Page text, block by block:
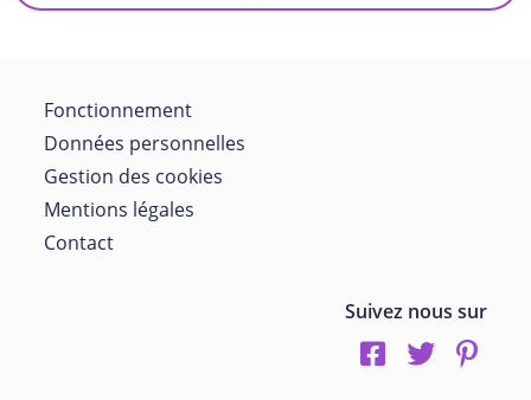
Fonctionnement
Données personnelles
Gestion des cookies
Mentions légales
Contact
Suivez nous sur